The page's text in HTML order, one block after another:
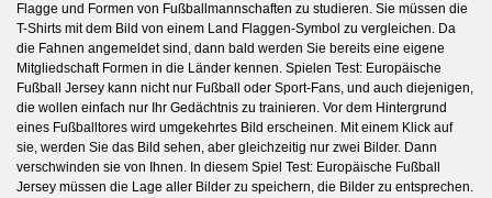
Flagge und Formen von Fußballmannschaften zu studieren. Sie müssen die
T-Shirts mit dem Bild von einem Land Flaggen-Symbol zu vergleichen. Da
die Fahnen angemeldet sind, dann bald werden Sie bereits eine eigene
Mitgliedschaft Formen in die Länder kennen. Spielen Test: Europäische
Fußball Jersey kann nicht nur Fußball oder Sport-Fans, und auch diejenigen,
die wollen einfach nur Ihr Gedächtnis zu trainieren. Vor dem Hintergrund
eines Fußballtores wird umgekehrtes Bild erscheinen. Mit einem Klick auf
sie, werden Sie das Bild sehen, aber gleichzeitig nur zwei Bilder. Dann
verschwinden sie von Ihnen. In diesem Spiel Test: Europäische Fußball
Jersey müssen die Lage aller Bilder zu speichern, die Bilder zu entsprechen.